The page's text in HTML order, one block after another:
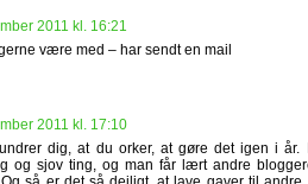
2011 kl. 16:21
være med – har sendt en mail
2011 kl. 17:10
dig, at du orker, at gøre det igen i
og sjov ting, og man får lært andre